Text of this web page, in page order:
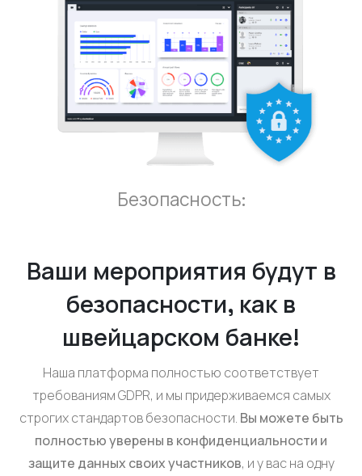
Безопасность:
Ваши мероприятия будут в
безопасности, как в
швейцарском банке!
Наша платформа полностью соответствует
требованиям GDPR, и мы придерживаемся самых
строгих стандартов безопасности. Вы можете быть
полностью уверены в конфиденциальности и
защите данных своих участников, и у вас на одну